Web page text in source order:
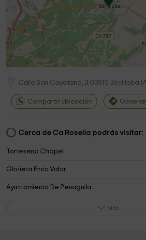
Calle San Cayetano, 3 03810 Benilloba (
Compartir ubicación
Cerca de Ca Rosella podrás visitar:
Torresena Chapel
Glorieta Enric Valor
Ayuntamiento De Penaguila
Más